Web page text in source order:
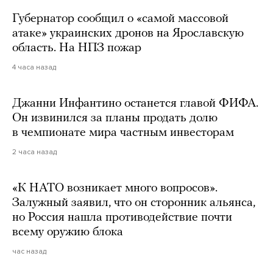
Губернатор сообщил о «самой массовой
атаке» украинских дронов на Ярославскую
область. На НПЗ пожар
4 часа назад
Джанни Инфантино останется главой ФИФА.
Он извинился за планы продать долю
в чемпионате мира частным инвесторам
2 часа назад
«К НАТО возникает много вопросов».
Залужный заявил, что он сторонник альянса,
но Россия нашла противодействие почти
всему оружию блока
час назад